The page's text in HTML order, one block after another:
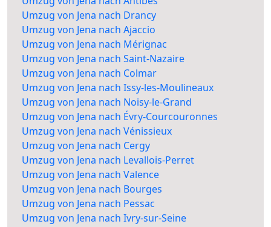
Umzug von Jena nach Drancy
Umzug von Jena nach Ajaccio
Umzug von Jena nach Mérignac
Umzug von Jena nach Saint-Nazaire
Umzug von Jena nach Colmar
Umzug von Jena nach Issy-les-Moulineaux
Umzug von Jena nach Noisy-le-Grand
Umzug von Jena nach Évry-Courcouronnes
Umzug von Jena nach Vénissieux
Umzug von Jena nach Cergy
Umzug von Jena nach Levallois-Perret
Umzug von Jena nach Valence
Umzug von Jena nach Bourges
Umzug von Jena nach Pessac
Umzug von Jena nach Ivry-sur-Seine